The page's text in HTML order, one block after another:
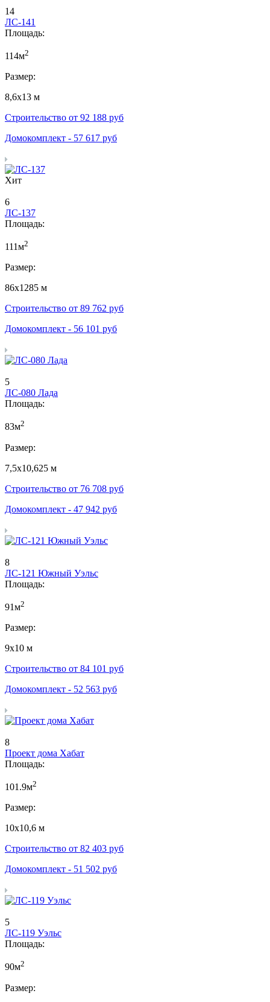
14
ЛС-141
Площадь:
114м2
Размер:
8,6х13 м
Строительство от 92 188 руб
Домокомплект - 57 617 руб
Хит
6
ЛС-137
Площадь:
111м2
Размер:
86х1285 м
Строительство от 89 762 руб
Домокомплект - 56 101 руб
5
ЛС-080 Лада
Площадь:
83м2
Размер:
7,5х10,625 м
Строительство от 76 708 руб
Домокомплект - 47 942 руб
8
ЛС-121 Южный Уэльс
Площадь:
91м2
Размер:
9х10 м
Строительство от 84 101 руб
Домокомплект - 52 563 руб
8
Проект дома Хабат
Площадь:
101.9м2
Размер:
10х10,6 м
Строительство от 82 403 руб
Домокомплект - 51 502 руб
5
ЛС-119 Уэльс
Площадь:
90м2
Размер: